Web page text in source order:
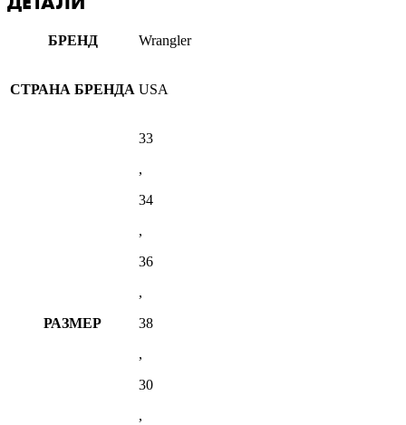
БРЕНД Wrangler
СТРАНА БРЕНДА USA
РАЗМЕР
33
,
34
,
36
,
38
,
30
,